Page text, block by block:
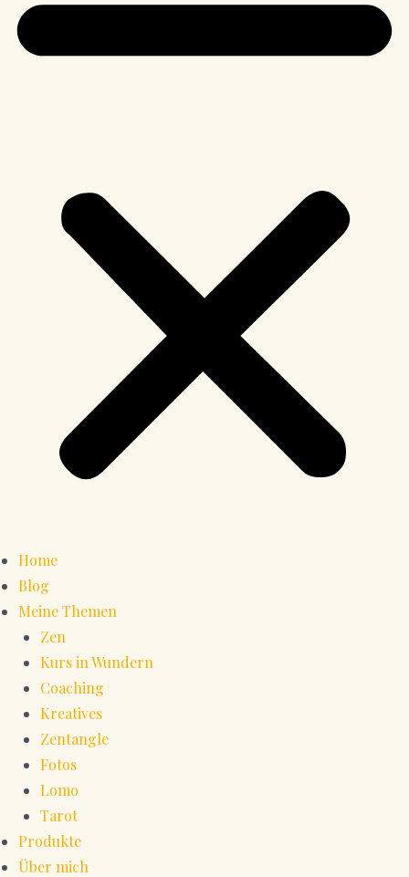
Home
Blog
Meine Themen
Zen
Kurs in Wundern
Coaching
Kreatives
Zentangle
Fotos
Lomo
Tarot
Produkte
Über mich